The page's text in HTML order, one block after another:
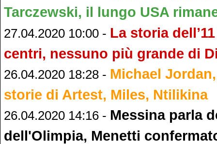
Tarczewski, il lungo USA
27.04.2020 10:00 - La storia
centri, nessuno più grande di
26.04.2020 18:28 - Michael
storie di Artest, Miles, Ntilikina
26.04.2020 14:16 - Messina parla
dell'Olimpia, Menetti